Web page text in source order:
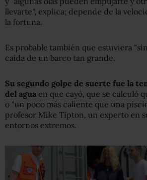
llevarte", explica; depende de la
la fortuna.
Es probable también que estuviera
caída de un barco tan grande.
Su segundo golpe de suerte fue la
del agua en que cayó, que se calculó
o "un poco más caliente que una
profesor Mike Tipton, un experto en
entornos extremos.